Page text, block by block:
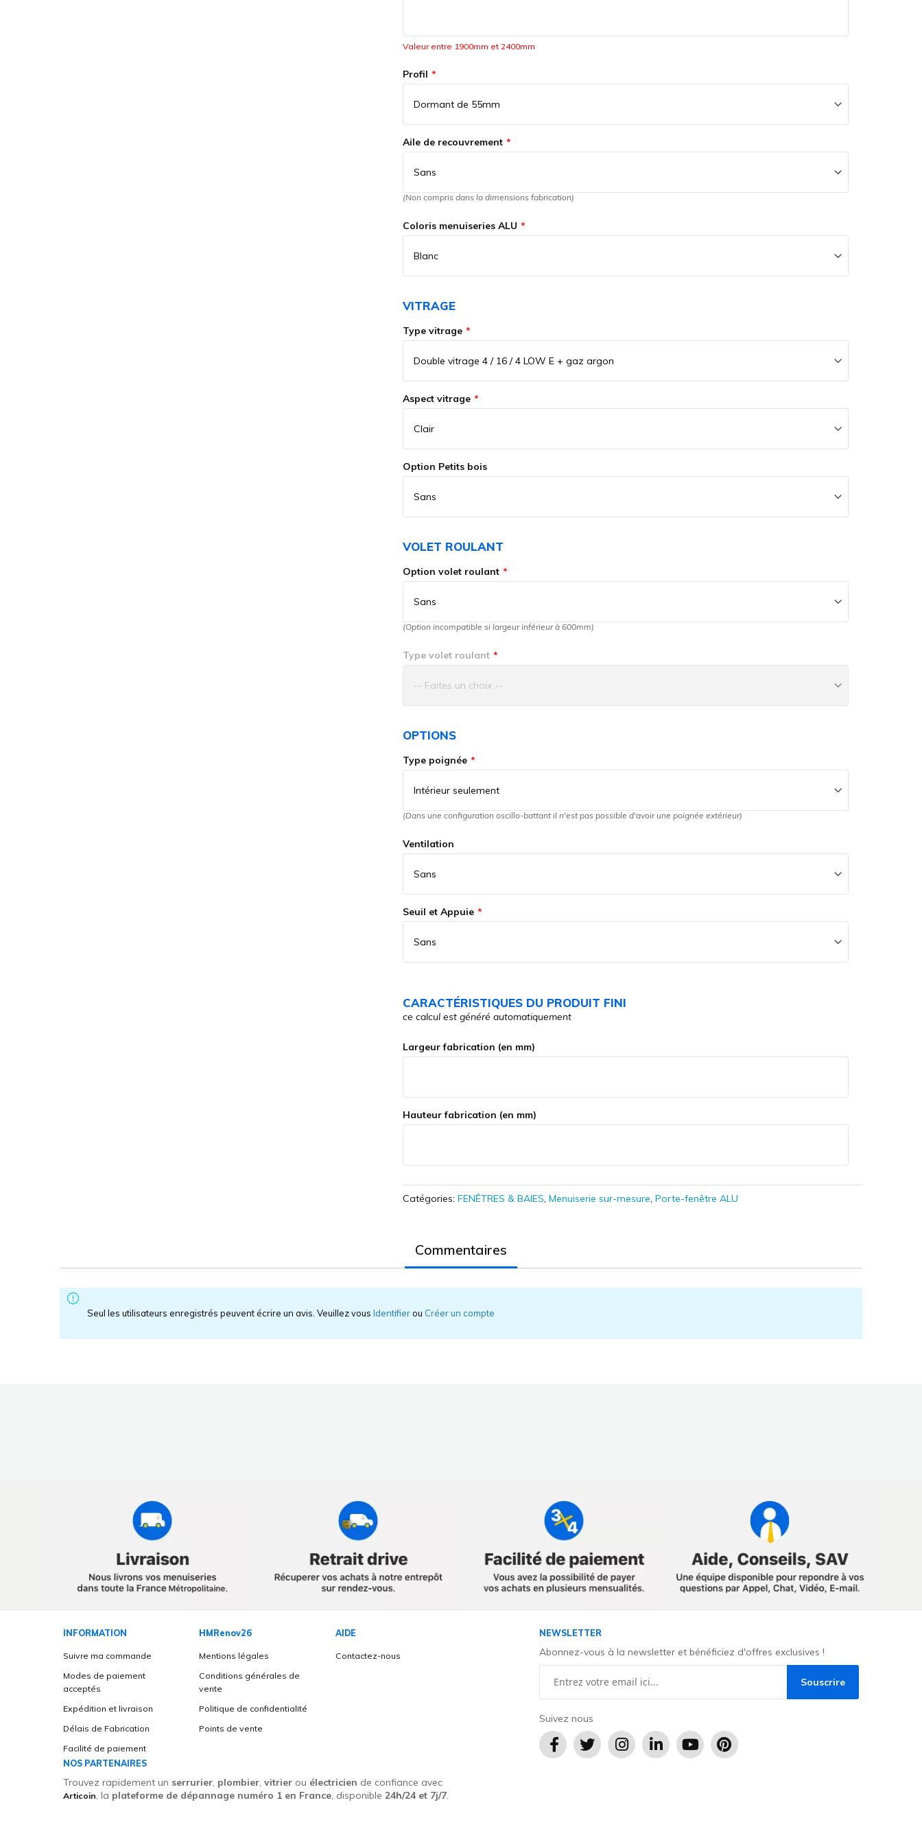
Valeur entre 1900mm et 2400mm
Profil
Aile de recouvrement
(Non compris dans la dimensions fabrication)
Coloris menuiseries ALU
VITRAGE
Type vitrage
Aspect vitrage
Option Petits bois
VOLET ROULANT
Option volet roulant
(Option incompatible si largeur inférieur à 600mm)
Type volet roulant
OPTIONS
Type poignée
(Dans une configuration oscillo-battant il n'est pas possible d'avoir une poignée extérieur)
Ventilation
Seuil et Appuie
CARACTÉRISTIQUES DU PRODUIT FINI
ce calcul est généré automatiquement
Largeur fabrication (en mm)
Hauteur fabrication (en mm)
Catégories: FENÊTRES & BAIES, Menuiserie sur-mesure, Porte-fenêtre ALU
Commentaires
Seul les utilisateurs enregistrés peuvent écrire un avis. Veuillez vous Identifierou Créer un compte
INFORMATION
Suivre ma commande
Modes de paiement
acceptés
Expédition et livraison
Délais de Fabrication
Facilité de paiement
HMRenov26
Mentions légales
Conditions générales de
vente
Politique de confidentialité
Points de vente
AIDE
Contactez-nous
NEWSLETTER
Abonnez-vous à la newsletter et bénéficiez d'offres exclusives !
Souscrire
Suivez nous
NOS PARTENAIRES
Trouvez rapidement un serrurier, plombier, vitrier ou électricien de confiance avec
Articoin, la plateforme de dépannage numéro 1 en France, disponible 24h/24 et 7j/7.